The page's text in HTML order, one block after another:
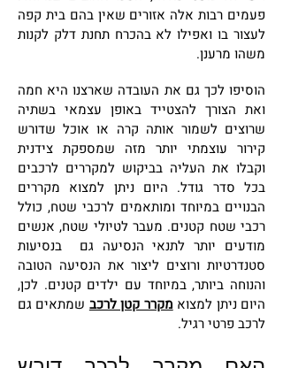
פעמים רבות אלה אזורים שאין בהם בית קפה
לעצור בו ואפילו לא בהכרח תחנת דלק לקנות
משהו מרענן.
הוסיפו לכך גם את העובדה שארצנו היא חמה
ואת הצורך להצטייד באופן עצמאי בשתיה
שרוצים לשמור אותה קרה או אוכל שדורש
קירור עוצמתי יותר מזה שמספקת צידנית
וקבלו את העליה בביקוש למקררים לרכבים
בכל סדר גודל. היום ניתן למצוא מקררים
הבנויים במיוחד ומותאמים לרכבי שטח, כולל
רכבי שטח קטנים. מעבר לטיולי שטח, אנשים
מודעים יותר לתנאי הנסיעה גם בנסיעות
סטנדרטיות ורוצים ליצור את הנסיעה הטובה
והנוחה ביותר, במיוחד עם ילדים קטנים. לכן,
היום ניתן למצוא מקרר קטן לרכב שמתאים גם
לרכב פרטי רגיל.